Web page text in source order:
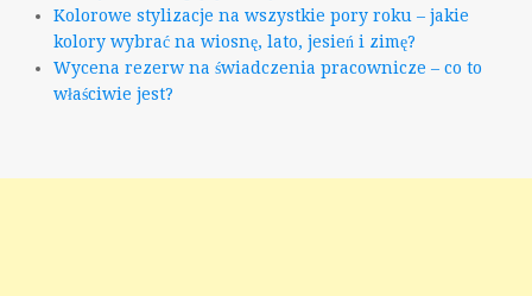
Kolorowe stylizacje na wszystkie pory roku – jakie
kolory wybrać na wiosnę, lato, jesień i zimę?
Wycena rezerw na świadczenia pracownicze – co to
właściwie jest?